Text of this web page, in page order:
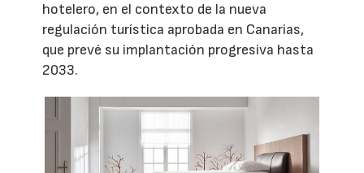
hotelero, en el contexto de la nueva
regulación turística aprobada en Canarias,
que prevé su implantación progresiva hasta
2033.